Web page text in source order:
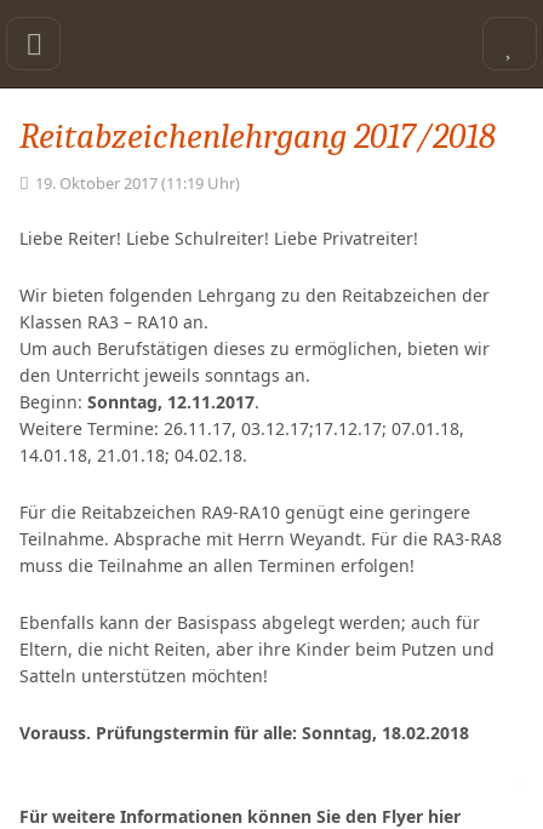
Reitabzeichenlehrgang 2017/2018
19. Oktober 2017 (11:19 Uhr)
Liebe Reiter! Liebe Schulreiter! Liebe Privatreiter!
Wir bieten folgenden Lehrgang zu den Reitabzeichen der
Klassen RA3 – RA10 an.
Um auch Berufstätigen dieses zu ermöglichen, bieten wir
den Unterricht jeweils sonntags an.
Beginn: Sonntag, 12.11.2017.
Weitere Termine: 26.11.17, 03.12.17;17.12.17; 07.01.18,
14.01.18, 21.01.18; 04.02.18.
Für die Reitabzeichen RA9-RA10 genügt eine geringere
Teilnahme. Absprache mit Herrn Weyandt. Für die RA3-RA8
muss die Teilnahme an allen Terminen erfolgen!
Ebenfalls kann der Basispass abgelegt werden; auch für
Eltern, die nicht Reiten, aber ihre Kinder beim Putzen und
Satteln unterstützen möchten!
Vorauss. Prüfungstermin für alle: Sonntag, 18.02.2018
Für weitere Informationen können Sie den Flyer hier